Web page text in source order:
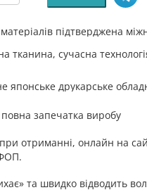
спортивна
принтом
та
повітрянодесантна
бригада.
Сталевий
Steel
матеріалів підтверджена
тканина, сучасна
японське друкарське
запечатка виробу
отриманні, онлайн на
та швидко відводить